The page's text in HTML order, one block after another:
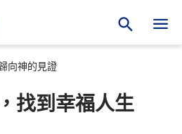
向神的見證
找到幸福人生